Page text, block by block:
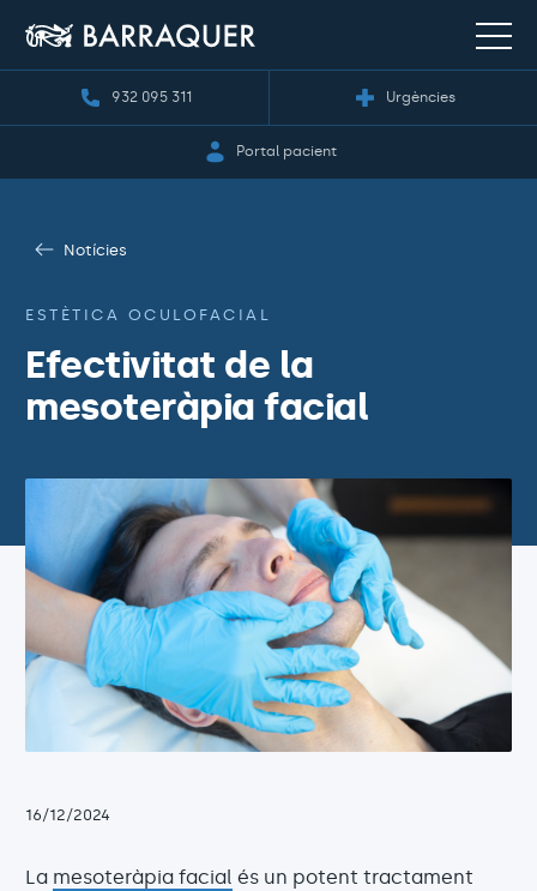
932 095 311 Urgències
Portal pacient
Notícies
ESTÈTICA OCULOFACIAL
Efectivitat de la
mesoteràpia facial
16/12/2024
La mesoteràpia facial és un potent tractament